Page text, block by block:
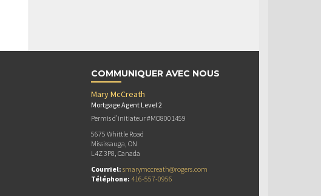
COMMUNIQUER AVEC NOUS
Mary McCreath
Mortgage Agent Level 2
Permis d’initiateur #MO8001459
5675 Whittle Road
Mississauga, ON
L4Z 3P8, Canada
Courriel: smarymccreath@rogers.com
Téléphone: 416-557-0956